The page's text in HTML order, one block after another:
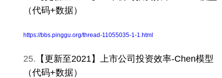
（代码+数据）
https://bbs.pinggu.org/thread-11055035-1-1.html
25. 【更新至2021】上市公司投资效率-Chen模型
（代码+数据）